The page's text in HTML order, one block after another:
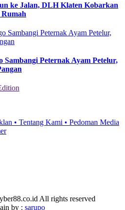
ke Jalan, DLH Klaten Kobarkan
Sambangi Peternak Ayam Petelur,
• Tentang Kami • Pedoman Media
All rights reserved
by : sarupo